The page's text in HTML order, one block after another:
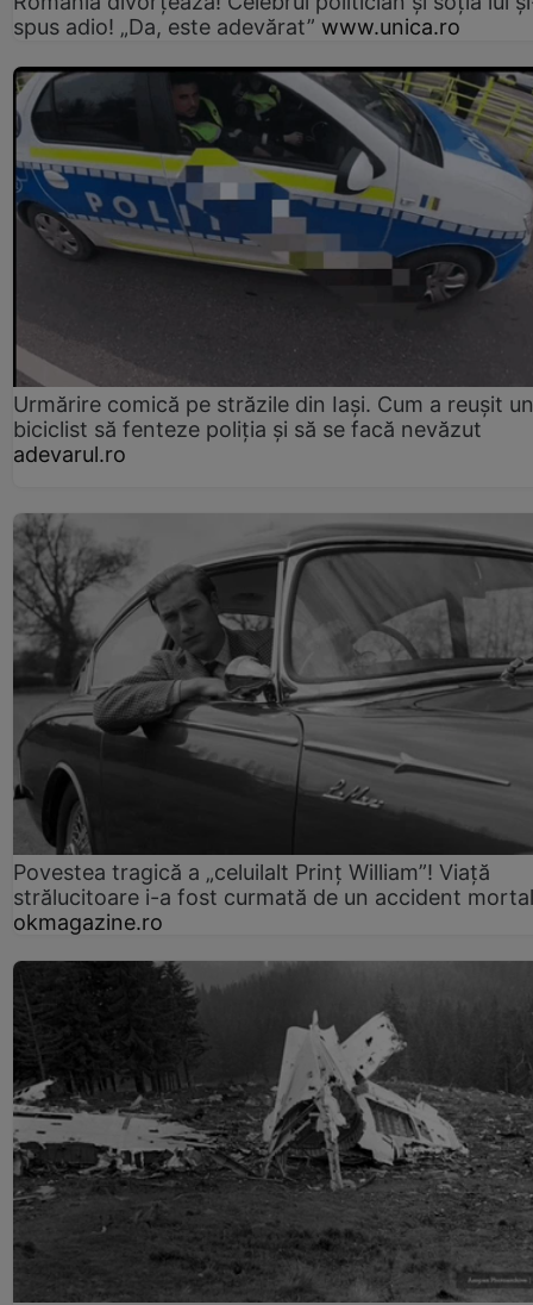
spus adio! „Da, este adevărat” www.unica.ro
Urmărire comică pe străzile din Iași. Cum a reușit un
biciclist să fenteze poliția și să se facă nevăzut
adevarul.ro
Povestea tragică a „celuilalt Prinț William”! Viață
strălucitoare i-a fost curmată de un accident mortal
okmagazine.ro